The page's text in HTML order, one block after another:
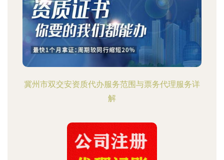
冀州市双交安资质代办服务范围与票务代理服务详
解